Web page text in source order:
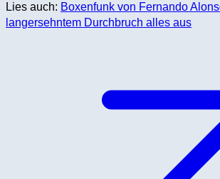
Lies auch: Boxenfunk von Fernando
langersehntem Durchbruch alles aus